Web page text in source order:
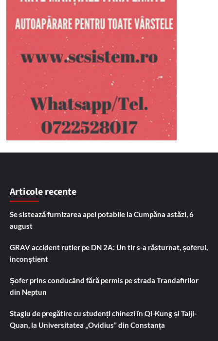
Articole recente
Se sistează furnizarea apei potabile la Cumpăna astăzi, 6
august
GRAV accident rutier pe DN 2A: Un tir s-a răsturnat, șoferul,
inconștient
Șofer prins conducând fără permis pe strada Trandafirilor
din Neptun
Stagiu de pregătire cu studenți chinezi în Qi-Kung și Taiji-
Quan, la Universitatea „Ovidius” din Constanța